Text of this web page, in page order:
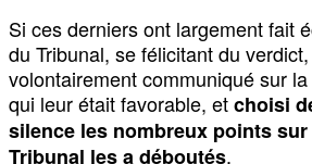
Si ces derniers ont largement fait
du Tribunal, se félicitant du
volontairement communiqué sur
qui leur était favorable, etchoisi
silence les nombreux points
Tribunal les a déboutés.